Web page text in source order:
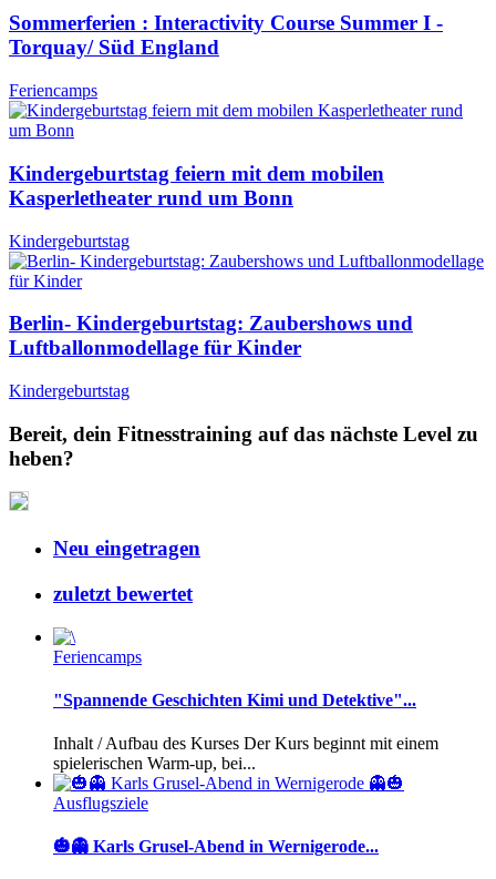
Sommerferien : Interactivity Course Summer I -
Torquay/ Süd England
Feriencamps
Kindergeburtstag feiern mit dem mobilen
Kasperletheater rund um Bonn
Kindergeburtstag
Berlin- Kindergeburtstag: Zaubershows und
Luftballonmodellage für Kinder
Kindergeburtstag
Bereit, dein Fitnesstraining auf das nächste Level zu
heben?
Neu eingetragen
zuletzt bewertet
Feriencamps
"Spannende Geschichten Kimi und Detektive"...
Inhalt / Aufbau des Kurses Der Kurs beginnt mit einem
spielerischen Warm-up, bei...
Ausflugsziele
🎃👻 Karls Grusel-Abend in Wernigerode...